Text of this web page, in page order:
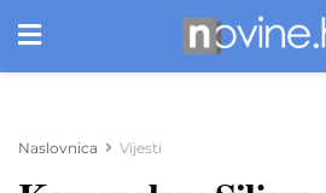
Naslovnica Vijesti